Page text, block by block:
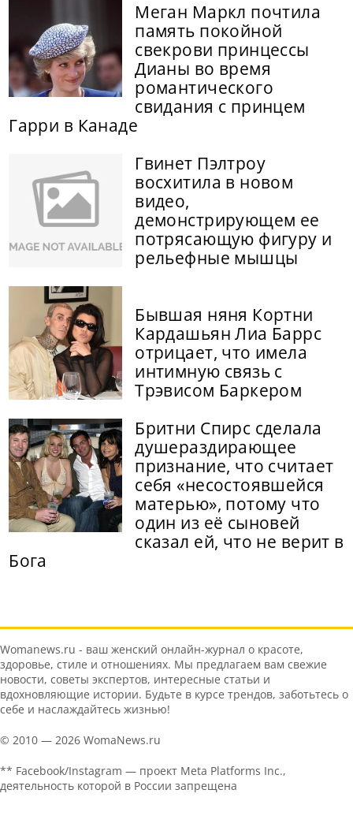
Меган Маркл почтила
память покойной
свекрови принцессы
Дианы во время
романтического
свидания с принцем
Гарри в Канаде
Гвинет Пэлтроу
восхитила в новом
видео,
демонстрирующем ее
потрясающую фигуру и
рельефные мышцы
Бывшая няня Кортни
Кардашьян Лиа Баррс
отрицает, что имела
интимную связь с
Трэвисом Баркером
Бритни Спирс сделала
душераздирающее
признание, что считает
себя «несостоявшейся
матерью», потому что
один из её сыновей
сказал ей, что не верит в
Бога
Womanews.ru - ваш женский онлайн-журнал о красоте,
здоровье, стиле и отношениях. Мы предлагаем вам свежие
новости, советы экспертов, интересные статьи и
вдохновляющие истории. Будьте в курсе трендов, заботьтесь о
себе и наслаждайтесь жизнью!
© 2010 — 2026 WomaNews.ru
** Facebook/Instagram — проект Meta Platforms Inc.,
деятельность которой в России запрещена